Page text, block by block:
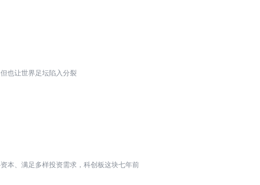
也让世界足坛陷入分裂
本、满足多样投资需求，科创板这块七年前